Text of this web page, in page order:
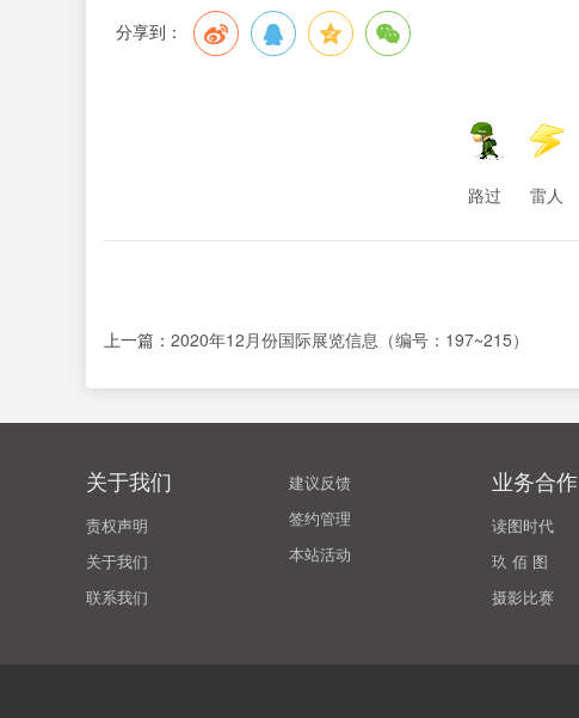
分享到：
路过 雷人
上一篇： 2020年12月份国际展览信息（编号：197~215）
关于我们
责权声明
关于我们
联系我们
建议反馈
签约管理
本站活动
业务合作
读图时代
玖 佰 图
摄影比赛